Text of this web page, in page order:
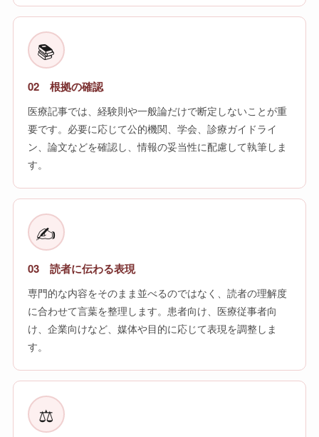
📚
02 根拠の確認
医療記事では、経験則や一般論だけで断定しないことが重
要です。必要に応じて公的機関、学会、診療ガイドライ
ン、論文などを確認し、情報の妥当性に配慮して執筆しま
す。
✍️
03 読者に伝わる表現
専門的な内容をそのまま並べるのではなく、読者の理解度
に合わせて言葉を整理します。患者向け、医療従事者向
け、企業向けなど、媒体や目的に応じて表現を調整しま
す。
⚖️